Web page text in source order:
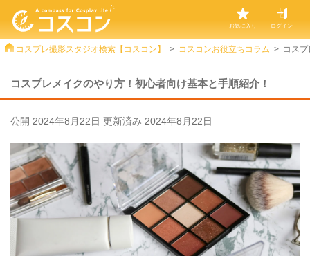
お気に入り ログイン
コスプレ撮影スタジオ検索【コスコン】 コスコンお役立ちコラム コス
コスプレメイクのやり方！初心者向け基本と手順紹介！
公開 2024年8月22日 更新済み 2024年8月22日